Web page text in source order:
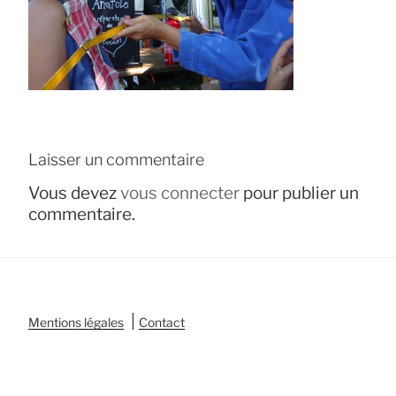
Laisser un commentaire
Vous devezvous connecter pour publier un
commentaire.
Mentions légales Contact